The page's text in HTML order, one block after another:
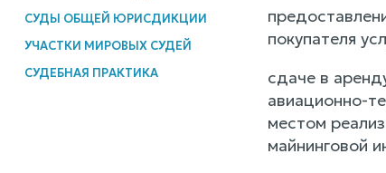
СУДЫ ОБЩЕЙ ЮРИСДИКЦИИ
УЧАСТКИ МИРОВЫХ СУДЕЙ
СУДЕБНАЯ ПРАКТИКА
покупателя
сдаче в
авиационно-
местом
майнинговой